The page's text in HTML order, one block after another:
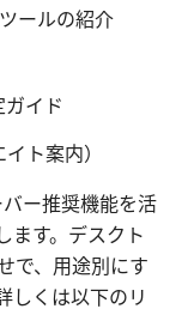
ールの紹介
イド
ト案内）
ー推奨機能を活
ます。デスクト
で、用途別にす
しくは以下のリ